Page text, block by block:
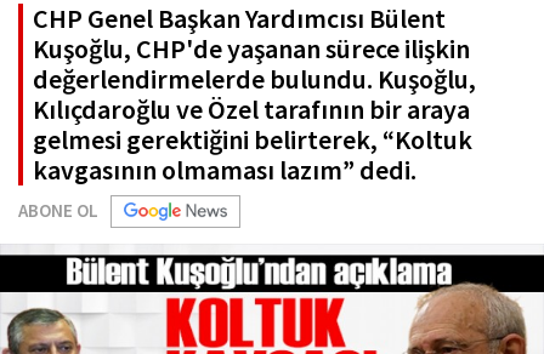
CHP Genel Başkan Yardımcısı Bülent
Kuşoğlu, CHP'de yaşanan sürece ilişkin
değerlendirmelerde bulundu. Kuşoğlu,
Kılıçdaroğlu ve Özel tarafının bir araya
gelmesi gerektiğini belirterek, “Koltuk
kavgasının olmaması lazım” dedi.
ABONE OL